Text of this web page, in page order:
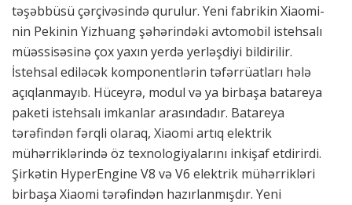
təşəbbüsü çərçivəsində qurulur. Yeni fabrikin Xiaomi-
nin Pekinin Yizhuang şəhərindəki avtomobil istehsalı
müəssisəsinə çox yaxın yerdə yerləşdiyi bildirilir.
İstehsal ediləcək komponentlərin təfərrüatları hələ
açıqlanmayıb. Hüceyrə, modul və ya birbaşa batareya
paketi istehsalı imkanlar arasındadır. Batareya
tərəfindən fərqli olaraq, Xiaomi artıq elektrik
mühərriklərində öz texnologiyalarını inkişaf etdirirdi.
Şirkətin HyperEngine V8 və V6 elektrik mühərrikləri
birbaşa Xiaomi tərəfindən hazırlanmışdır. Yeni